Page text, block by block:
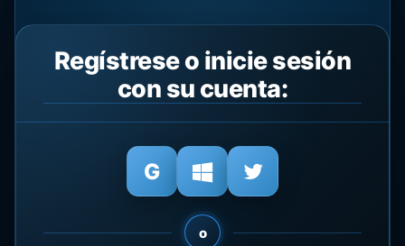
Regístrese o inicie sesión
con su cuenta:
o